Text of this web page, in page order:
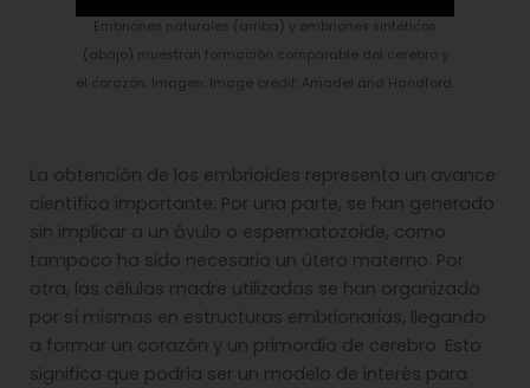
Embriones naturales (arriba) y embriones sintéticos
(abajo) muestran formación comparable del cerebro y
el corazón. Imagen: Image credit: Amadei and Handford.
La obtención de los embrioides representa un avance
científico importante. Por una parte, se han generado
sin implicar a un óvulo o espermatozoide, como
tampoco ha sido necesario un útero materno. Por
otra, las células madre utilizadas se han organizado
por sí mismas en estructuras embrionarias, llegando
a formar un corazón y un primordio de cerebro. Esto
significa que podría ser un modelo de interés para